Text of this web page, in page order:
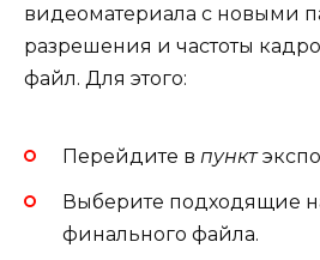
видеоматериала с новыми
разрешения и частоты
файл. Для этого:
Перейдите в пункт
Выберите подходящие
финального файла.